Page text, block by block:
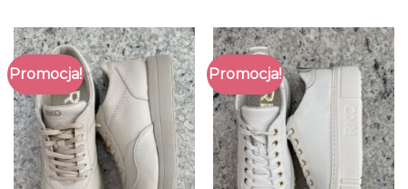
Promocja! Promocja!